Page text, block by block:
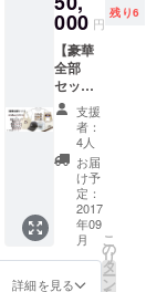
セット
にクラ
ウド
ファン
ディン
グ限定
キャッ
プが付
いた
セット
です！
000 円
残り6
【豪華
全部
セッ
ト】
+1000
円クー
ポン×3
枚！ ネ
コめん
トリ
セット
+限定マ
グカッ
プ+限定
支援
者：
4人
お届
け予
定：
2017
年09
月
詳細を見る
こ
の
リ
タ
ー
ン